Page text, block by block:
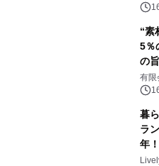
素
“素
5％
の
「
有限
暮
ラ
年
8月